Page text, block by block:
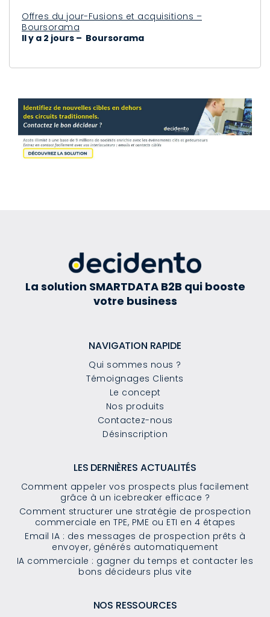
Offres du jour-Fusions et acquisitions –
Boursorama
Il y a 2 jours – Boursorama
La solution SMARTDATA B2B qui booste
votre business
NAVIGATION RAPIDE
Qui sommes nous ?
Témoignages Clients
Le concept
Nos produits
Contactez-nous
Désinscription
LES DERNIÈRES ACTUALITÉS
Comment appeler vos prospects plus facilement
grâce à un icebreaker efficace ?
Comment structurer une stratégie de prospection
commerciale en TPE, PME ou ETI en 4 étapes
Email IA : des messages de prospection prêts à
envoyer, générés automatiquement
IA commerciale : gagner du temps et contacter les
bons décideurs plus vite
NOS RESSOURCES